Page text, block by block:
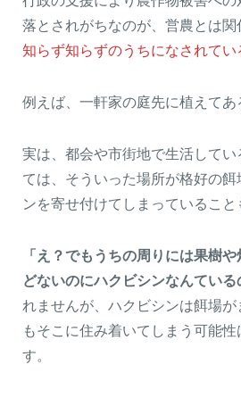
落とされがちなのが、営農とは関
知らず知らずのうちになされてい
例えば、一軒家の庭先に植えてあ
実は、都会や市街地で生活してい
ては、そういった場所が格好の
ンを寄せ付けてしまっていること
「え？でもうちの周りには果樹
どないのにハクビシンなんている
れませんが、ハクビシンは餌場
もそこに住み着いてしまう可能
す。